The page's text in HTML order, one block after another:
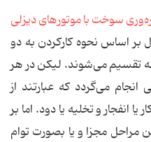
بر اساس نحوه کارکردن به دو
تقسیم می‌شوند. لیکن در هر
می‌گردد که عبارتند از
انفجار و تخلیه یا دود. اما بر
مجزا و یا بصورت توام